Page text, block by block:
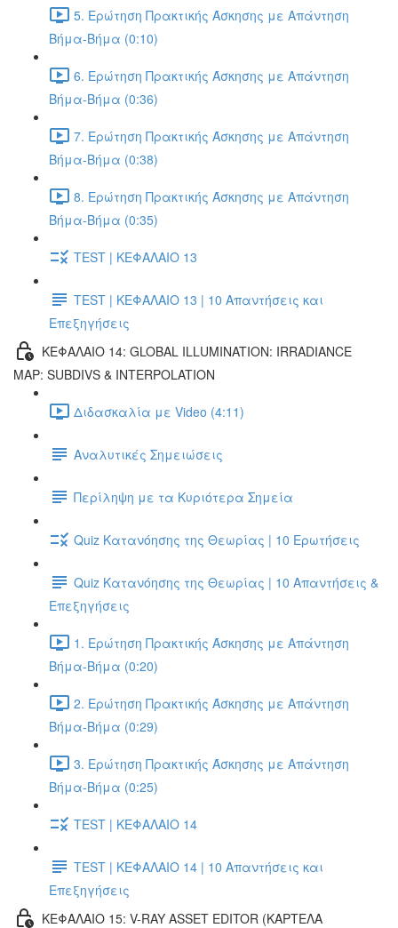
5. Ερώτηση Πρακτικής Άσκησης με Απάντηση
Βήμα-Βήμα (0:10)
6. Ερώτηση Πρακτικής Άσκησης με Απάντηση
Βήμα-Βήμα (0:36)
7. Ερώτηση Πρακτικής Άσκησης με Απάντηση
Βήμα-Βήμα (0:38)
8. Ερώτηση Πρακτικής Άσκησης με Απάντηση
Βήμα-Βήμα (0:35)
TEST | ΚΕΦΑΛΑΙΟ 13
TEST | ΚΕΦΑΛΑΙΟ 13 | 10 Απαντήσεις και
Επεξηγήσεις
ΚΕΦΑΛΑΙΟ 14: GLOBAL ILLUMINATION: IRRADIANCE
MAP: SUBDIVS & INTERPOLATION
Διδασκαλία με Video (4:11)
Αναλυτικές Σημειώσεις
Περίληψη με τα Κυριότερα Σημεία
Quiz Κατανόησης της Θεωρίας | 10 Ερωτήσεις
Quiz Κατανόησης της Θεωρίας | 10 Απαντήσεις &
Επεξηγήσεις
1. Ερώτηση Πρακτικής Άσκησης με Απάντηση
Βήμα-Βήμα (0:20)
2. Ερώτηση Πρακτικής Άσκησης με Απάντηση
Βήμα-Βήμα (0:29)
3. Ερώτηση Πρακτικής Άσκησης με Απάντηση
Βήμα-Βήμα (0:25)
TEST | ΚΕΦΑΛΑΙΟ 14
TEST | ΚΕΦΑΛΑΙΟ 14 | 10 Απαντήσεις και
Επεξηγήσεις
ΚΕΦΑΛΑΙΟ 15: V-RAY ASSET EDITOR (ΚΑΡΤΕΛΑ